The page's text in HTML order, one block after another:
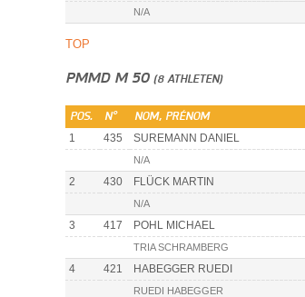
N/A
TOP
PMMD M 50 (8 ATHLETEN)
POS. N° NOM, PRÉNOM
1 435 SUREMANN DANIEL
N/A
2 430 FLÜCK MARTIN
N/A
3 417 POHL MICHAEL
TRIA SCHRAMBERG
4 421 HABEGGER RUEDI
RUEDI HABEGGER